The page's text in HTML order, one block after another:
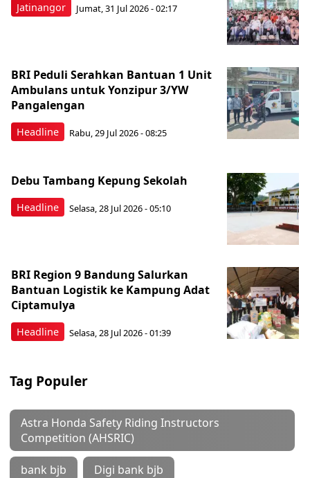
Jatinangor Jumat, 31 Jul 2026 - 02:17
Headline
BRI Peduli Serahkan Bantuan 1 Unit
Ambulans untuk Yonzipur 3/YW
Pangalengan
Rabu, 29 Jul 2026 - 08:25
Headline
Debu Tambang Kepung Sekolah
Selasa, 28 Jul 2026 - 05:10
Headline
BRI Region 9 Bandung Salurkan
Bantuan Logistik ke Kampung Adat
Ciptamulya
Selasa, 28 Jul 2026 - 01:39
Tag Populer
Astra Honda Safety Riding Instructors
Competition (AHSRIC)
bank bjb Digi bank bjb